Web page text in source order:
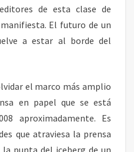
de esta clase de
El futuro de un
a estar al borde del
el marco más amplio
en papel que se está
aproximadamente. Es
que atraviesa la prensa